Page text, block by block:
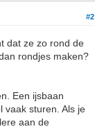
#2
dat ze zo rond de
rondjes maken?
Een ijsbaan
vaak sturen. Als je
aan de